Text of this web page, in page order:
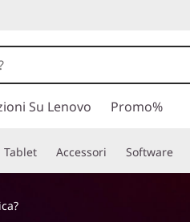
Su Lenovo Promo%
Tablet Accessori Software